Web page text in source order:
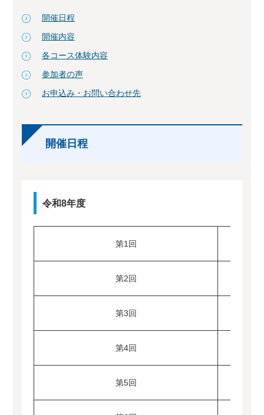
開催日程
開催内容
各コース体験内容
参加者の声
お申込み・お問い合わせ先
開催日程
令和8年度
第1回
第2回
第3回
第4回
第5回